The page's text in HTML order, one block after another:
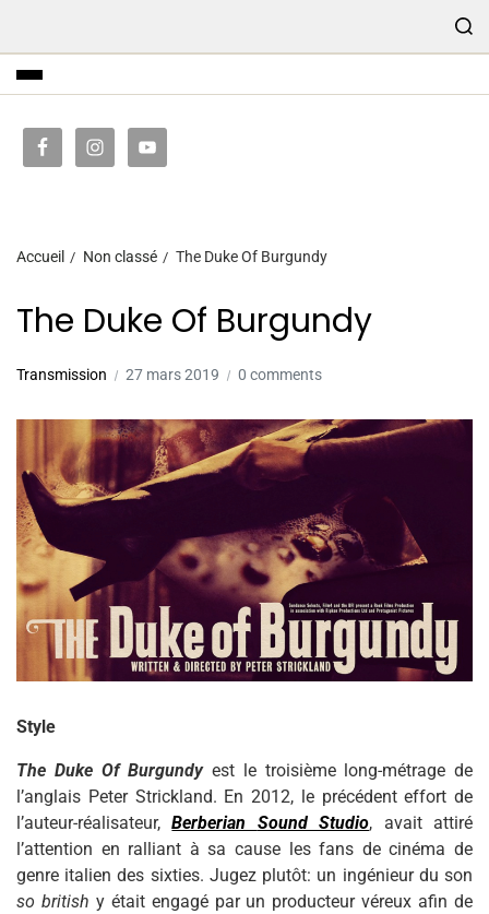
Accueil Non classé The Duke Of Burgundy
The Duke Of Burgundy
Transmission 27 mars 2019 0 comments
Style
The Duke Of Burgundyest le troisième long-métrage de
l’anglais Peter Strickland. En 2012, le précédent effort de
l’auteur-réalisateur,Berberian Sound Studio, avait attiré
l’attention en ralliant à sa cause les fans de cinéma de
genre italien des sixties. Jugez plutôt: un ingénieur du son
so british y était engagé par un producteur véreux afin de